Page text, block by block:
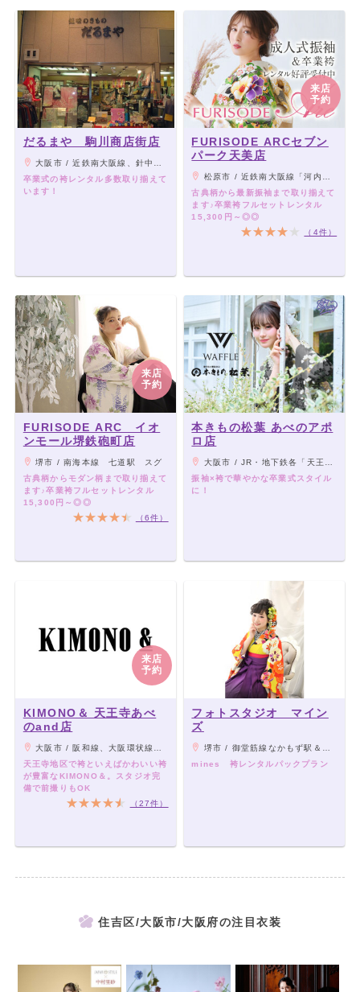
だるまや 駒川商店街店
大阪市 / 近鉄南大阪線、針中野駅徒歩3分/地下鉄谷町線 駒川中野駅徒歩5分
卒業式の袴レンタル多数取り揃えて
います！
来店
予約
FURISODE ARCセブン
パーク天美店
松原市 / 近鉄南大阪線「河内天美」駅より徒歩15分
古典柄から最新振袖まで取り揃えて
ます♪卒業袴フルセットレンタル
15,300円～◎◎
（4件）
来店
予約
FURISODE ARC イオ
ンモール堺鉄砲町店
堺市 / 南海本線 七道駅 スグ
古典柄からモダン柄まで取り揃えて
ます♪卒業袴フルセットレンタル
15,300円～◎◎
（6件）
本きもの松葉 あべのアポ
ロ店
大阪市 / JR・地下鉄各「天王寺駅」、近鉄大阪線「大阪阿部野橋駅」から徒歩5分
振袖×袴で華やかな卒業式スタイル
に！
来店
予約
KIMONO＆ 天王寺あべ
のand店
大阪市 / 阪和線、大阪環状線、大和路線「JR天王寺駅」下車「ミオステーション1F中央口」より徒歩5分。 大阪メトロ御堂筋線「天王寺駅」下車「西改札」より徒歩5分。 大阪メトロ谷町線「阿部野駅」下車「北改札、1番出口」より徒歩3分。 阪堺電車「阿部野駅」下車徒歩3分。
天王寺地区で袴といえばかわいい袴
が豊富なKIMONO＆。スタジオ完
備で前撮りもOK
（27件）
フォトスタジオ マイン
ズ
堺市 / 御堂筋線なかもず駅＆南海中百舌鳥駅下車 徒歩30秒
mines 袴レンタルパックプラン
住吉区/大阪市/大阪府の注目衣装